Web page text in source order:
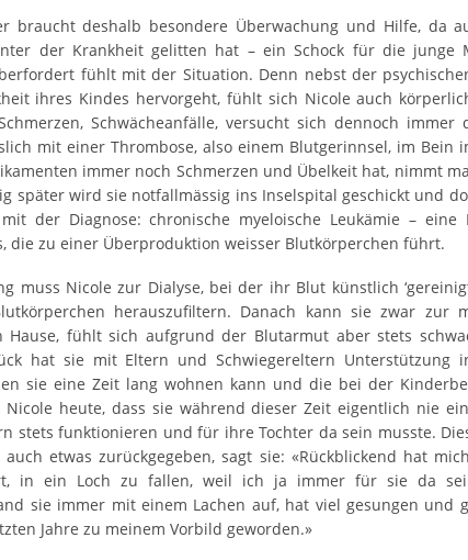
braucht deshalb besondere Überwachung und Hilfe, da
der Krankheit gelitten hat – ein Schock für die junge
fühlt mit der Situation. Denn nebst der
ihres Kindes hervorgeht, fühlt sich Nicole auch
Schwächeanfälle, versucht sich dennoch immer
mit einer Thrombose, also einem Blutgerinnsel, im Bein
immer noch Schmerzen und Übelkeit hat, nimmt
später wird sie notfallmässig ins Inselspital geschickt und
der Diagnose: chronische myeloische Leukämie – eine
die zu einer Überproduktion weisser Blutkörperchen führt.
muss Nicole zur Dialyse, bei der ihr Blut künstlich
herauszufiltern. Danach kann sie zwar zur
Hause, fühlt sich aufgrund der Blutarmut aber stets
hat sie mit Eltern und Schwiegereltern Unterstützung
sie eine Zeit lang wohnen kann und die bei der
Nicole heute, dass sie während dieser Zeit eigentlich nie
stets funktionieren und für ihre Tochter da sein musste.
etwas zurückgegeben, sagt sie: «Rückblickend hat
in ein Loch zu fallen, weil ich ja immer für sie da
sie immer mit einem Lachen auf, hat viel gesungen und
Jahre zu meinem Vorbild geworden.»